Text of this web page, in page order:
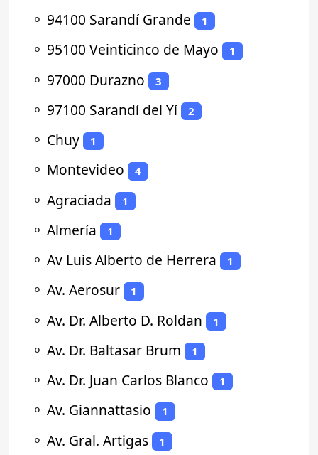
⚬ 94100 Sarandí Grande 1
⚬ 95100 Veinticinco de Mayo 1
⚬ 97000 Durazno 3
⚬ 97100 Sarandí del Yí 2
⚬ Chuy 1
⚬ Montevideo 4
⚬ Agraciada 1
⚬ Almería 1
⚬ Av Luis Alberto de Herrera 1
⚬ Av. Aerosur 1
⚬ Av. Dr. Alberto D. Roldan 1
⚬ Av. Dr. Baltasar Brum 1
⚬ Av. Dr. Juan Carlos Blanco 1
⚬ Av. Giannattasio 1
⚬ Av. Gral. Artigas 1